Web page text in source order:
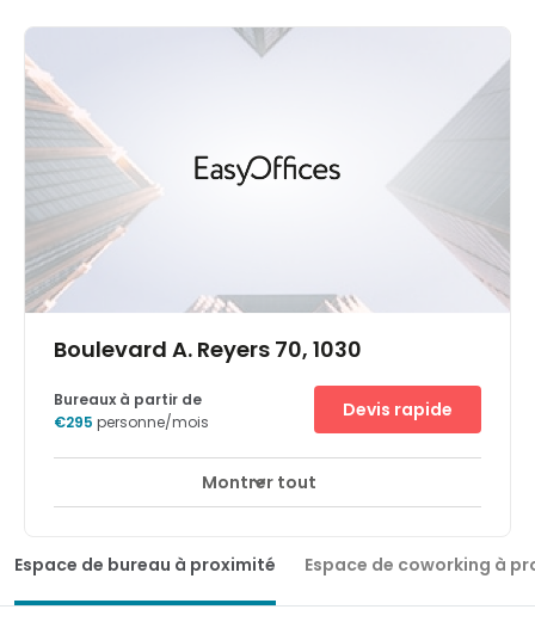
Boulevard A. Reyers 70, 1030
Bureaux à partir de
€295 personne/mois
Devis rapide
Montrer tout
Espace de bureau à proximité Espace de coworking à